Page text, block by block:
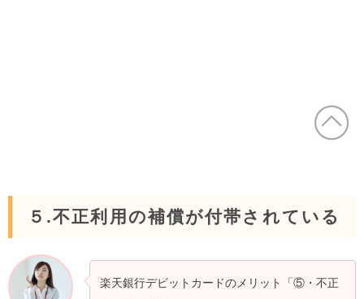
５.不正利用の補償が付帯されている
楽天銀行デビットカードのメリット「⑤・不正